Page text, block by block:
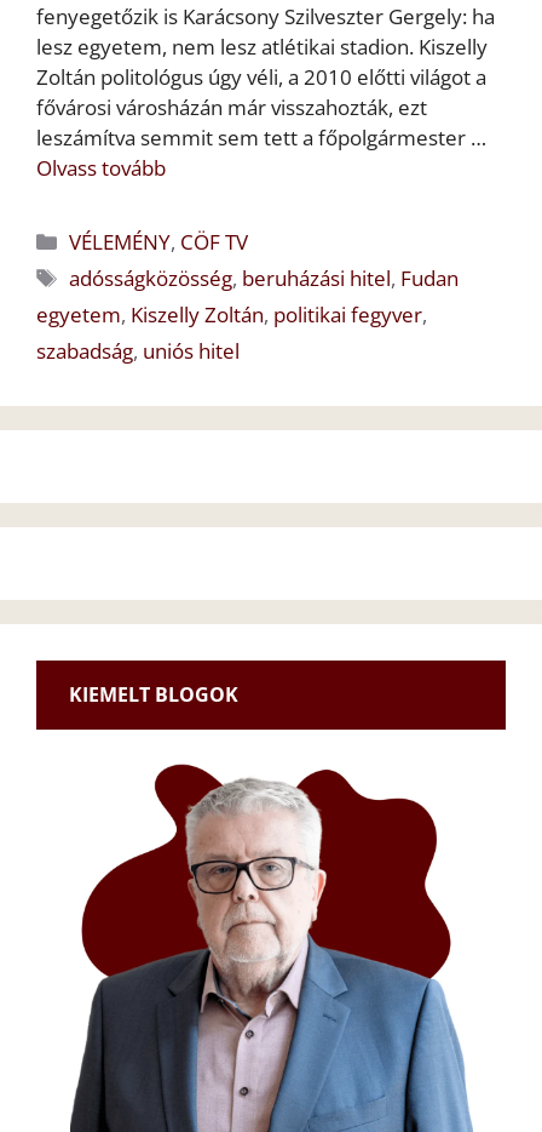
fenyegetőzik is Karácsony Szilveszter Gergely: ha
lesz egyetem, nem lesz atlétikai stadion. Kiszelly
Zoltán politológus úgy véli, a 2010 előtti világot a
fővárosi városházán már visszahozták, ezt
leszámítva semmit sem tett a főpolgármester …
Olvass tovább
Kategória
VÉLEMÉNY, CÖF TV
Címkék
adósságközösség, beruházási hitel, Fudan
egyetem, Kiszelly Zoltán, politikai fegyver,
szabadság, uniós hitel
KIEMELT BLOGOK